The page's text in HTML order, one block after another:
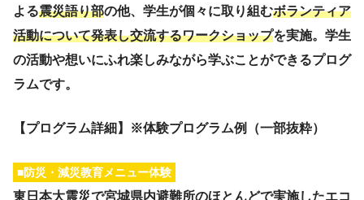
よる震災語り部の他、学生が個々に取り組むボランティア
活動について発表し交流するワークショップを実施。学生
の活動や想いにふれ楽しみながら学ぶことができるプログ
ラムです。
【プログラム詳細】※体験プログラム例（一部抜粋）
■防災・減災教育メニュー体験
東日本大震災で宮城県内避難所のほとんどで実施したエコ